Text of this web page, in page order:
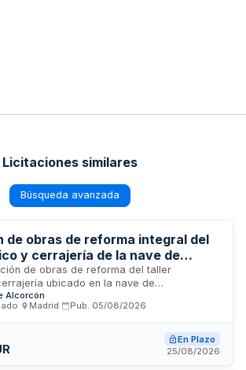
Licitaciones similares
Búsqueda avanzada
de obras de reforma integral del
y cerrajería de la nave de
municipal
de obras de reforma del taller
ubicado en la nave de
El proyecto técnico, redactado por
colegiado, define los trabajos a
técnica de todas las fases. La
de las obras corre a cargo del
Alcorcón
Madrid Pub. 05/08/2026
En Plazo
25/08/2026